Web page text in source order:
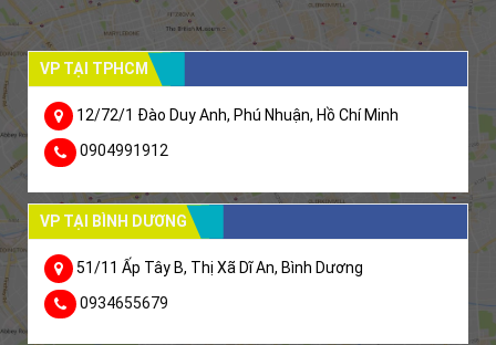
VP TẠI TPHCM
12/72/1 Đào Duy Anh, Phú Nhuận, Hồ Chí Minh
0904991912
VP TẠI BÌNH DƯƠNG
51/11 Ấp Tây B, Thị Xã Dĩ An, Bình Dương
0934655679